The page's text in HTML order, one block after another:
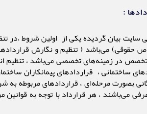
:
بیان گردیده یکی از اولین شروط ،در
حقوقی) می‌باشد ( تنظیم و نگارش
در زمینه‌های تخصصی می‌باشد ، تنظیم
ساختمانی ، قراردادهای پیمانکاران
بصورت مرحله‌ای ، قراردادهای مربوطه
، هر قرارداد با توجه به قوانین